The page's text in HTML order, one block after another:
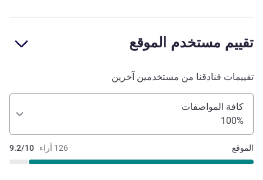
تقييم مستخدم الموقع
تقييمات فنادقنا من مستخدمين آخرين
كافة المواصفات
100%
126 أراء 9.2/10 الموقع